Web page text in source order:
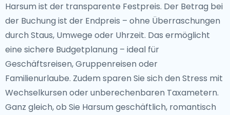
Harsum ist der transparente Festpreis. Der Betrag bei
der Buchung ist der Endpreis – ohne Überraschungen
durch Staus, Umwege oder Uhrzeit. Das ermöglicht
eine sichere Budgetplanung – ideal für
Geschäftsreisen, Gruppenreisen oder
Familienurlaube. Zudem sparen Sie sich den Stress mit
Wechselkursen oder unberechenbaren Taxametern.
Ganz gleich, ob Sie Harsum geschäftlich, romantisch